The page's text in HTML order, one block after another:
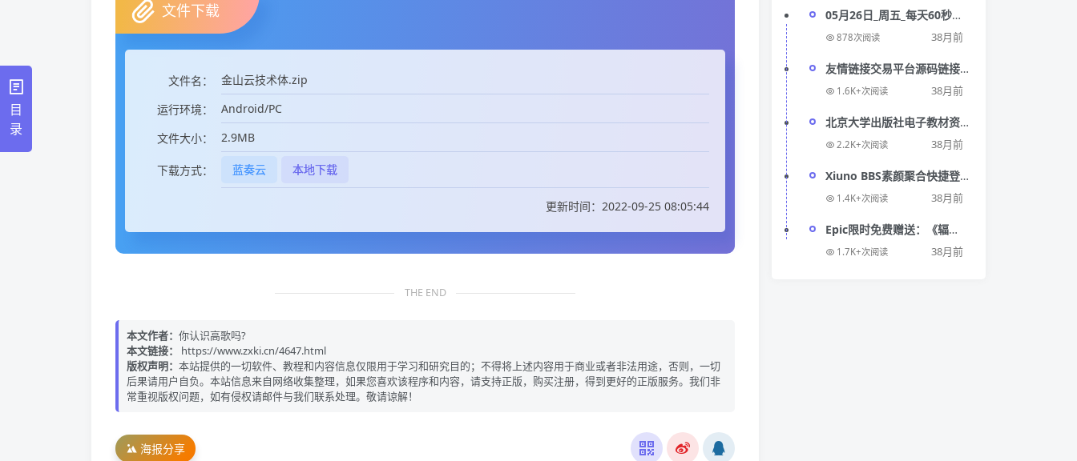
文件下载
文件名：
金山云技术体.zip
运行环境：
Android/PC
文件大小：
2.9MB
下载方式： 蓝奏云 本地下载
更新时间：2022-09-25 08:05:44
THE END
本文作者： 你认识高歌吗?
本文链接：
https://www.zxki.cn/4647.html
版权声明： 本站提供的一切软件、教程和内容信息仅限用于学习和研究目的；不得将上述内容用于商业或者非法用途，否则，一切
后果请用户自负。本站信息来自网络收集整理，如果您喜欢该程序和内容，请支持正版，购买注册，得到更好的正版服务。我们非
常重视版权问题，如有侵权请邮件与我们联系处理。敬请谅解！
海报分享
05月26日_周五_每天60秒掌
握世界要闻每日必读!
878次阅读 38月前
友情链接交易平台源码链接
互换程序PHP源码
1.6K+次阅读 38月前
北京大学出版社电子教材资
源，多种学科领域PDF、阿
2.2K+次阅读 38月前
Xiuno BBS素颜聚合快捷登
录插件
1.4K+次阅读 38月前
Epic限时免费赠送：《辐
射：新维加斯 - 终极版》抢
1.7K+次阅读 38月前
目
录